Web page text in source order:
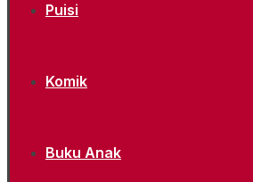
Puisi
Komik
Buku Anak